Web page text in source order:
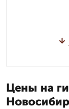
Цены на